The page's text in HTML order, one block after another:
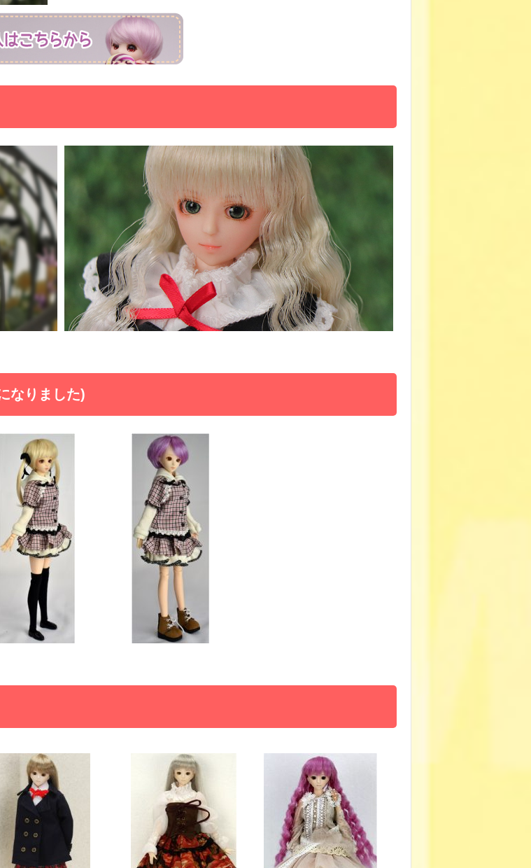
なりました)